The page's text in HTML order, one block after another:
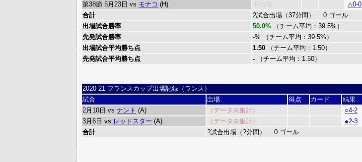
第38節 5月23日 vs モナコ (H) 不出場
△0-0
合計
2試合出場（37分間） 0 ゴール
出場試合勝率
50.0% （チーム平均：39.5%）
先発試合勝率
-% （チーム平均：39.5%）
出場試合平均勝ち点
1.50 （チーム平均：1.50）
先発試合平均勝ち点
- （チーム平均：1.50）
2020-21 フランスカップ出場記録（ランス）
試合
出場 得点 カード
結果
2月10日 vs ナント (A) （データ未集計）
○4-2
3月6日 vs レッドスター (A) （データ未集計）
●2-3
合計
?試合出場（?分間） 0 ゴール